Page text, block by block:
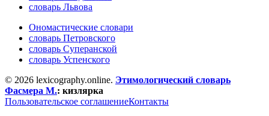
словарь Львова
Ономастические словари
словарь Петровского
словарь Суперанской
словарь Успенского
© 2026 lexicography.online. Этимологический словарь
Фасмера М.: кизлярка
Пользовательское соглашениеКонтакты